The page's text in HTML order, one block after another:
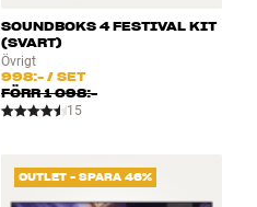
SOUNDBOKS 4 FESTIVAL KIT
(SVART)
Övrigt
998:- / SET
FÖRR1 098:-
15
OUTLET - SPARA 46%